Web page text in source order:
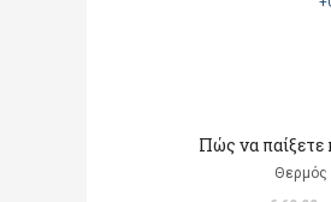
Πώς να παίξετε
Θερμός